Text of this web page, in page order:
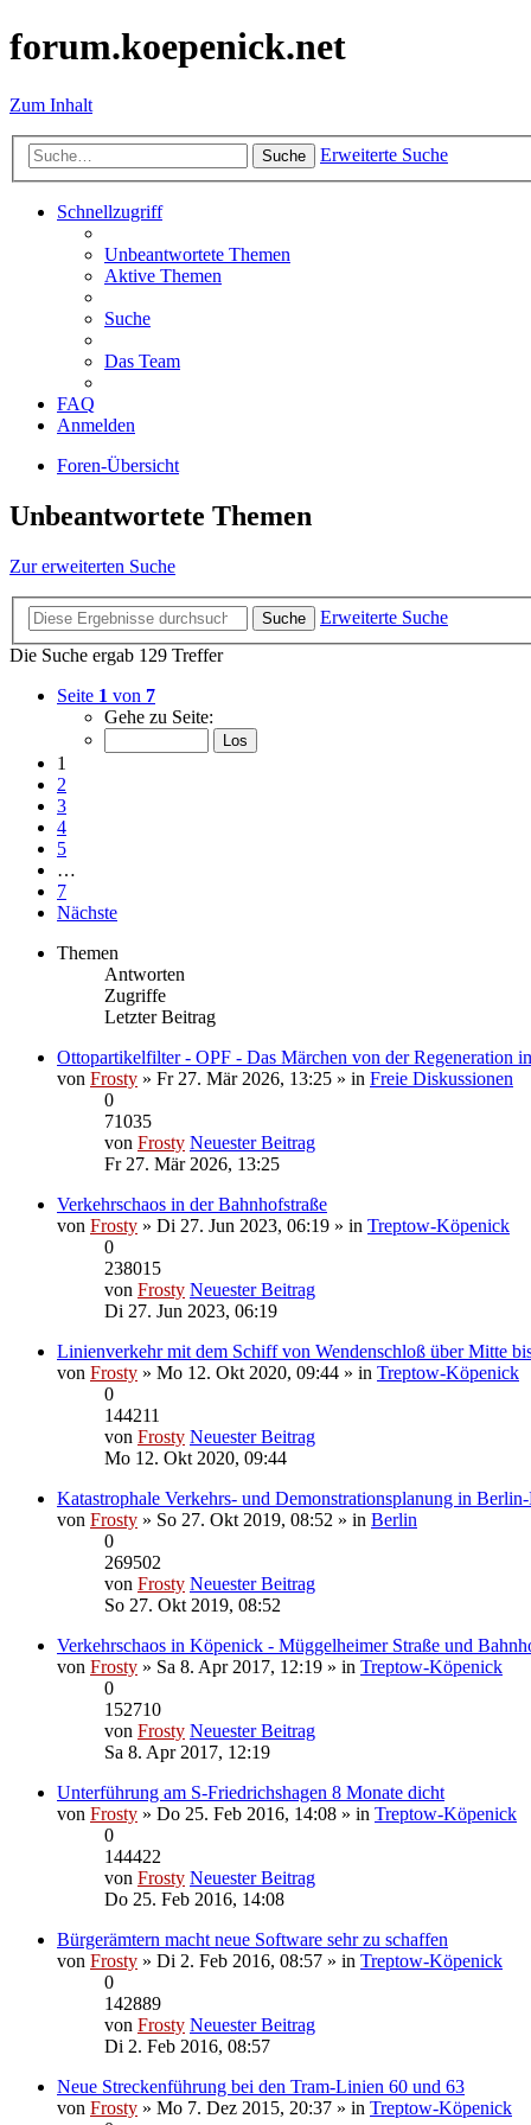
forum.koepenick.net
Zum Inhalt
Suche Erweiterte Suche
Schnellzugriff
Unbeantwortete Themen
Aktive Themen
Suche
Das Team
FAQ
Anmelden
Foren-Übersicht
Unbeantwortete Themen
Zur erweiterten Suche
Suche
Erweiterte Suche
Die Suche ergab 129 Treffer
Seite 1 von 7
Gehe zu Seite:
1
2
3
4
5
…
7
Nächste
Themen
Antworten
Zugriffe
Letzter Beitrag
Ottopartikelfilter - OPF - Das Märchen von der Regeneration
von Frosty » Fr 27. Mär 2026, 13:25 » in Freie Diskussionen
0
71035
von Frosty Neuester Beitrag
Fr 27. Mär 2026, 13:25
Verkehrschaos in der Bahnhofstraße
von Frosty » Di 27. Jun 2023, 06:19 » in Treptow-Köpenick
0
238015
von Frosty Neuester Beitrag
Di 27. Jun 2023, 06:19
Linienverkehr mit dem Schiff von Wendenschloß über Mitte
von Frosty » Mo 12. Okt 2020, 09:44 » in Treptow-Köpenick
0
144211
von Frosty Neuester Beitrag
Mo 12. Okt 2020, 09:44
Katastrophale Verkehrs- und Demonstrationsplanung in
von Frosty » So 27. Okt 2019, 08:52 » in Berlin
0
269502
von Frosty Neuester Beitrag
So 27. Okt 2019, 08:52
Verkehrschaos in Köpenick - Müggelheimer Straße und
von Frosty » Sa 8. Apr 2017, 12:19 » in Treptow-Köpenick
0
152710
von Frosty Neuester Beitrag
Sa 8. Apr 2017, 12:19
Unterführung am S-Friedrichshagen 8 Monate dicht
von Frosty » Do 25. Feb 2016, 14:08 » in Treptow-Köpenick
0
144422
von Frosty Neuester Beitrag
Do 25. Feb 2016, 14:08
Bürgerämtern macht neue Software sehr zu schaffen
von Frosty » Di 2. Feb 2016, 08:57 » in Treptow-Köpenick
0
142889
von Frosty Neuester Beitrag
Di 2. Feb 2016, 08:57
Neue Streckenführung bei den Tram-Linien 60 und 63
von Frosty » Mo 7. Dez 2015, 20:37 » in Treptow-Köpenick